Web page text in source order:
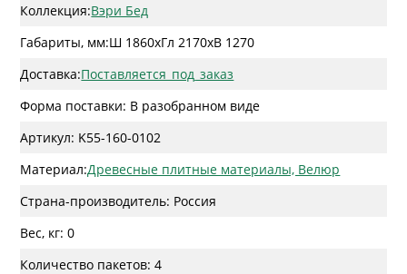
Коллекция:Вэри Бед
Габариты, мм:Ш 1860xГл 2170xВ 1270
Доставка:Поставляется_под_заказ
Форма поставки: В разобранном виде
Артикул: K55-160-0102
Материал:Древесные плитные материалы, Велюр
Страна-производитель: Россия
Вес, кг: 0
Количество пакетов: 4